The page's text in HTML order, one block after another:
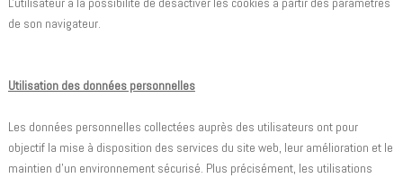
de son navigateur.
Utilisation des données personnelles
Les données personnelles collectées auprès des utilisateurs ont pour
objectif la mise à disposition des services du site web, leur amélioration et le
maintien d'un environnement sécurisé. Plus précisément, les utilisations